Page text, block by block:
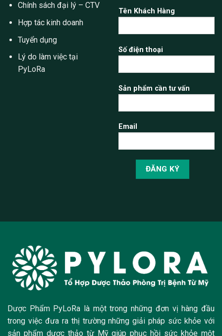
Chính sách đại lý – CTV
Hợp tác kinh doanh
Tuyển dụng
Lý do làm việc tại
PyLoRa
Tên Khách Hàng
Số điện thoại
Sản phẩm cần tư vấn
Email
Dược Phẩm PyLoRa là một trong những đơn vị hàng đầu
trong việc đưa ra thị trường những giải pháp sức khỏe với
sản phẩm dược thảo từ Mỹ giúp phục hồi sức khỏe một